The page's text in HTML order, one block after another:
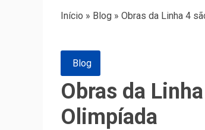
Início » Blog » Obras da Linha 4
Blog
Obras da
Olimpíada